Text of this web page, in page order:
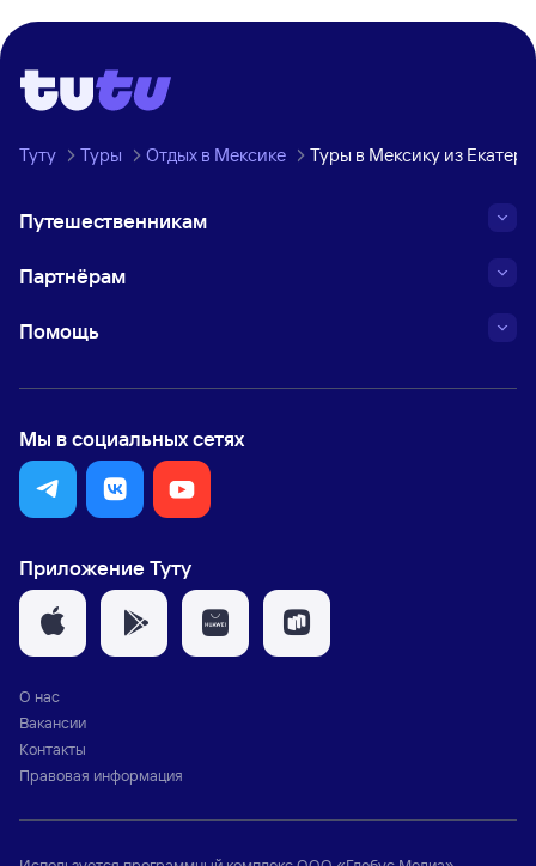
Туту Туры Отдых в Мексике Туры в Мексику из
Путешественникам
Партнёрам
Помощь
Мы в социальных сетях
Приложение Туту
О нас
Вакансии
Контакты
Правовая информация